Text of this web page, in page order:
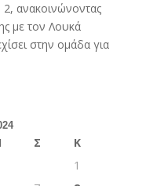
ανακοινώνοντας
με τον Λουκά
στην ομάδα για
Σ
Κ
1